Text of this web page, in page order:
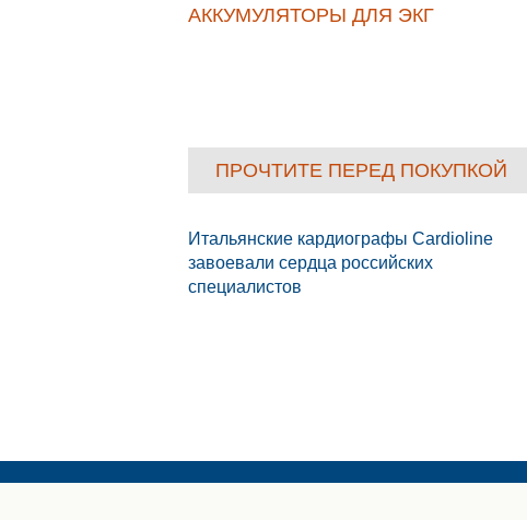
АККУМУЛЯТОРЫ ДЛЯ ЭКГ
ПРОЧТИТЕ ПЕРЕД ПОКУПКОЙ
Итальянские кардиографы Cardioline
завоевали сердца российских
специалистов